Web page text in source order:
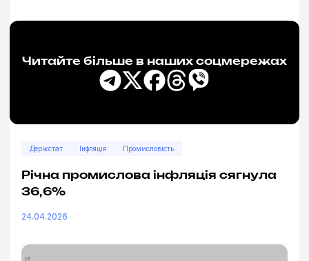
Читайте більше в наших соцмережах
Держстат Інфляція Промисловість
Річна промислова інфляція сягнула
36,6%
24.04.2026